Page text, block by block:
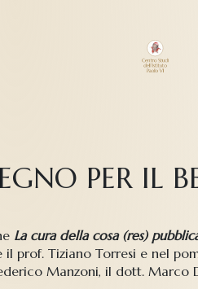
PER IL
La cura della cosa (res)
prof. Tiziano Torresi e nel
Manzoni, il dott. Marco